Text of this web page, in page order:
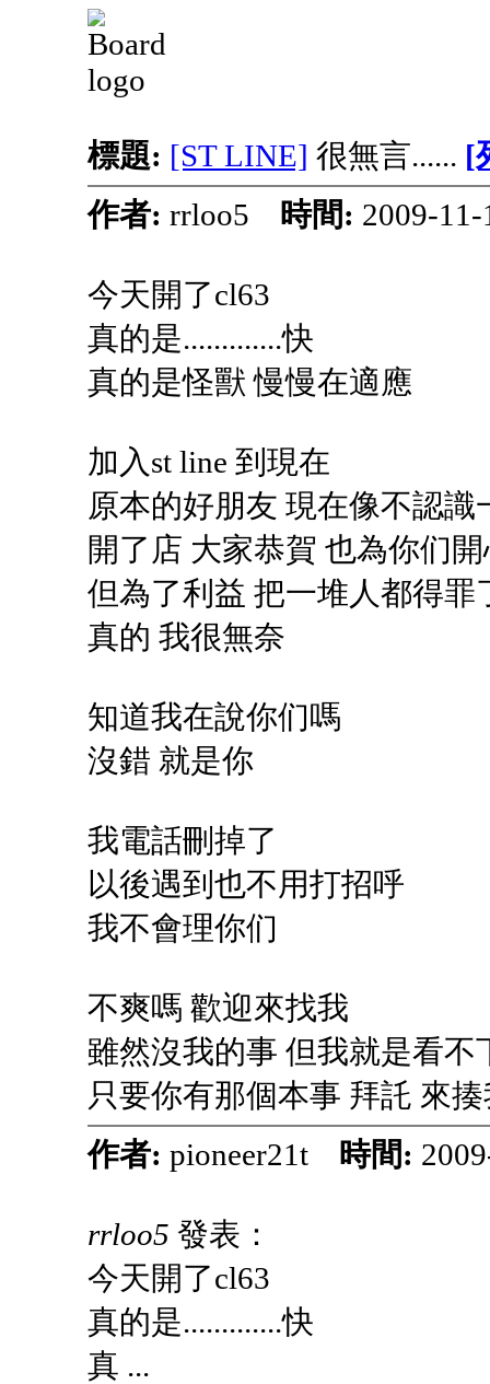
標題: [ST LINE] 很無言...... [
作者: rrloo5 時間: 2009-
今天開了cl63
真的是.............快
真的是怪獸 慢慢在適應
加入st line 到現在
原本的好朋友 現在像不認識
開了店 大家恭賀 也為你们
但為了利益 把一堆人都得罪
真的 我很無奈
知道我在說你们嗎
沒錯 就是你
我電話刪掉了
以後遇到也不用打招呼
我不會理你们
不爽嗎 歡迎來找我
雖然沒我的事 但我就是看不
只要你有那個本事 拜託 來
作者: pioneer21t 時間:
rrloo5 發表：
今天開了cl63
真的是.............快
真 ...